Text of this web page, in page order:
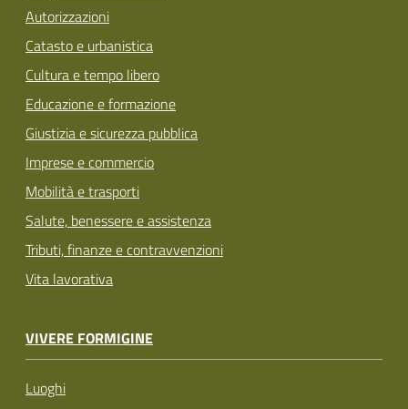
Autorizzazioni
Catasto e urbanistica
Cultura e tempo libero
Educazione e formazione
Giustizia e sicurezza pubblica
Imprese e commercio
Mobilità e trasporti
Salute, benessere e assistenza
Tributi, finanze e contravvenzioni
Vita lavorativa
VIVERE FORMIGINE
Luoghi